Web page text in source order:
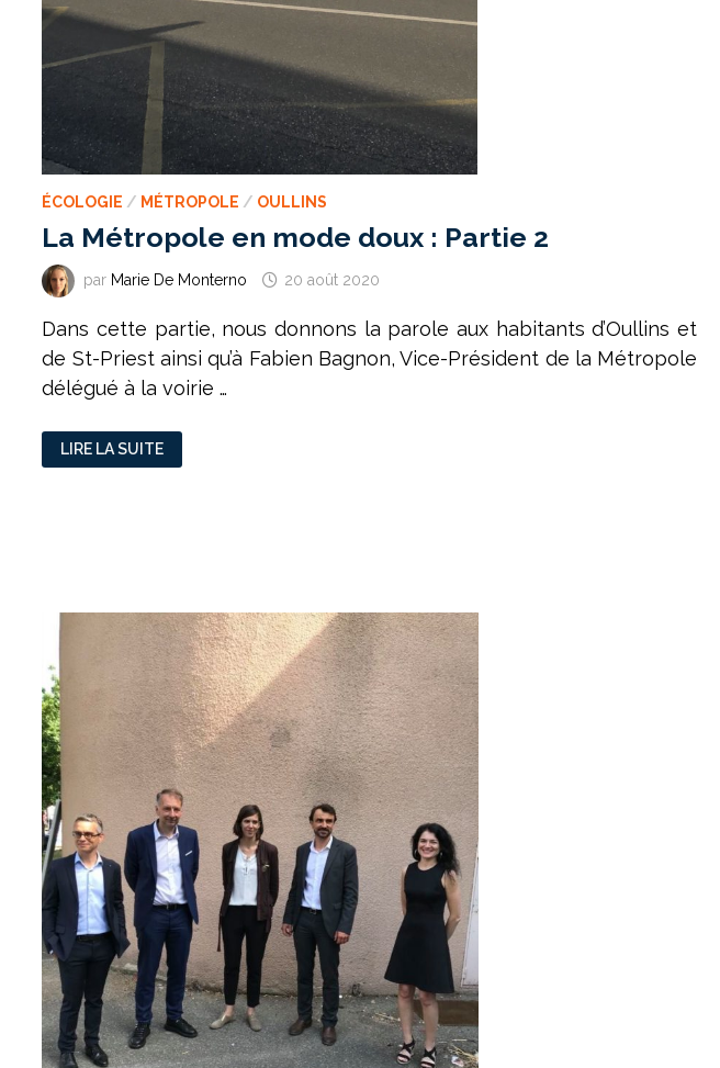
ÉCOLOGIE / MÉTROPOLE / OULLINS
La Métropole en mode doux : Partie 2
par Marie De Monterno 20 août 2020
Dans cette partie, nous donnons la parole aux habitants d’Oullins et
de St-Priest ainsi qu’à Fabien Bagnon, Vice-Président de la Métropole
délégué à la voirie …
LA
MÉTROPOLE
EN
LIRE LA SUITE